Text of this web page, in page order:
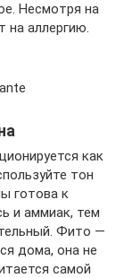
Несмотря на
на аллергию.
как
тон
готова к
и аммиак, тем
Фито —
дома, она не
самой